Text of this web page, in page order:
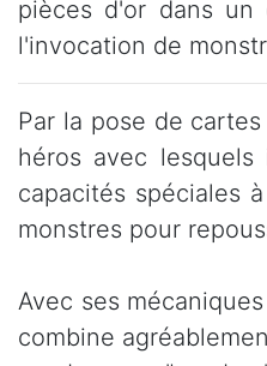
pièces d'or dans
l'invocation de
Par la pose de
héros avec
capacités spéciales
monstres pour
Avec ses
combine